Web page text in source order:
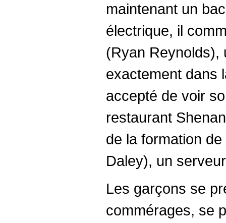
maintenant un
électrique, il
(Ryan Reynolds),
exactement dans
accepté de voir
restaurant
de la formation
Daley), un
Les garçons se
commérages, se